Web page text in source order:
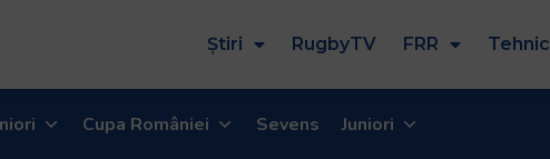
Știri RugbyTV FRR Tehnic
Cupa României Sevens Juniori